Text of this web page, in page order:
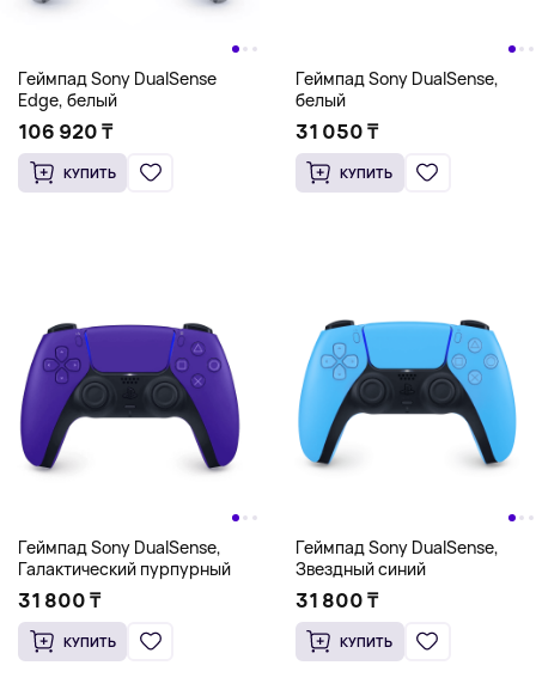
Геймпад Sony DualSense
Edge, белый
106 920 ₸
КУПИТЬ
Геймпад Sony DualSense,
белый
31 050 ₸
КУПИТЬ
Геймпад Sony DualSense,
Галактический пурпурный
31 800 ₸
КУПИТЬ
Геймпад Sony DualSense,
Звездный синий
31 800 ₸
КУПИТЬ